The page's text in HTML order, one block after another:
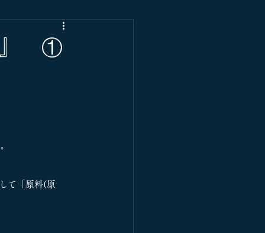
』 ①
て「原料(原